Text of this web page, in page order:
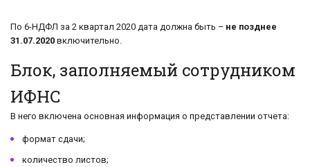
По 6-НДФЛ за 2 квартал 2020 дата должна быть – не позднее
31.07.2020 включительно.
Блок, заполняемый сотрудником
ИФНС
В него включена основная информация о представлении отчета:
формат сдачи;
количество листов;